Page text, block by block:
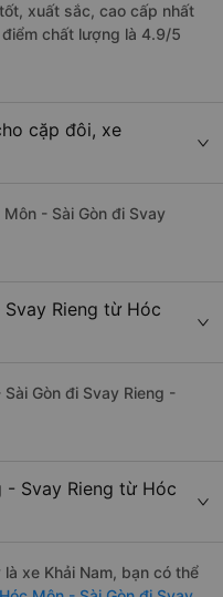
xuất sắc, cao cấp nhất
chất lượng là 4.9/5
cặp đôi, xe
- Sài Gòn đi Svay
Rieng từ Hóc
Gòn đi Svay Rieng -
- Svay Rieng từ Hóc
xe Khải Nam, bạn có thể